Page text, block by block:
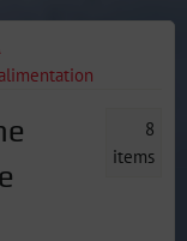
8
items